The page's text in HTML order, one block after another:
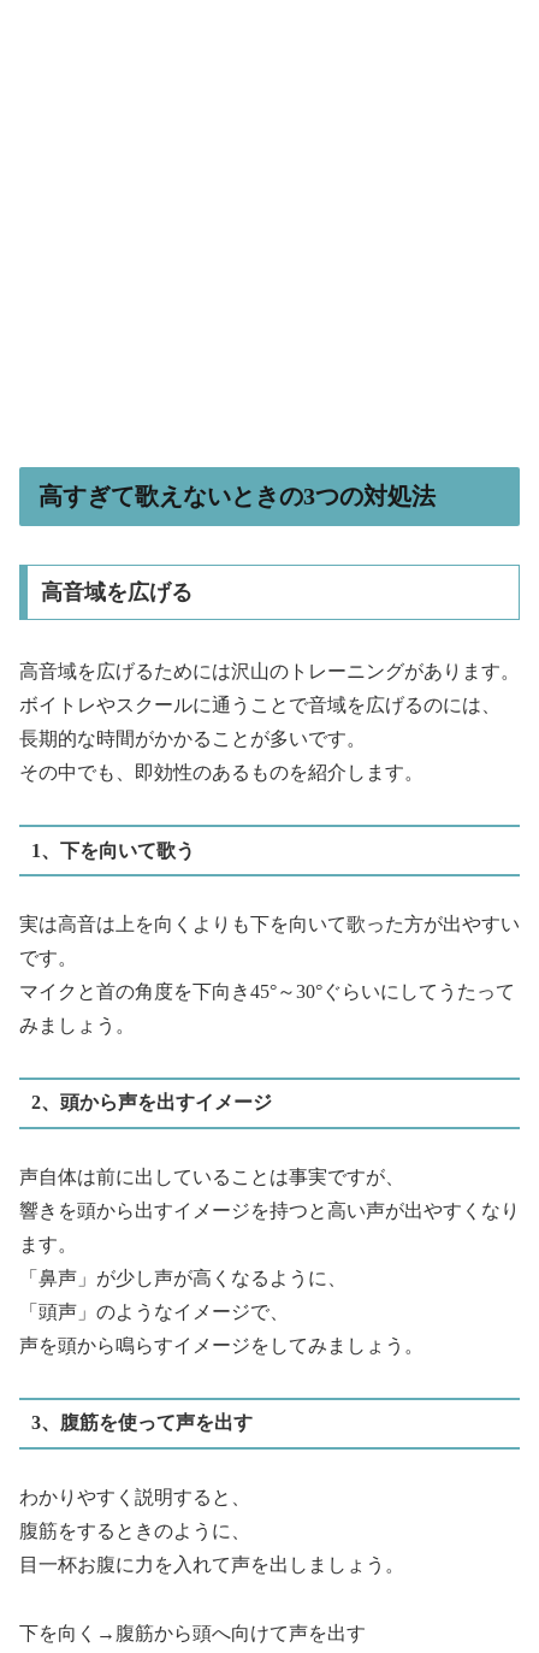
高すぎて歌えないときの3つの対処法
高音域を広げる
高音域を広げるためには沢山のトレーニングがあります。
ボイトレやスクールに通うことで音域を広げるのには、
長期的な時間がかかることが多いです。
その中でも、即効性のあるものを紹介します。
1、下を向いて歌う
実は高音は上を向くよりも下を向いて歌った方が出やすい
です。
マイクと首の角度を下向き45°～30°ぐらいにしてうたって
みましょう。
2、頭から声を出すイメージ
声自体は前に出していることは事実ですが、
響きを頭から出すイメージを持つと高い声が出やすくなり
ます。
「鼻声」が少し声が高くなるように、
「頭声」のようなイメージで、
声を頭から鳴らすイメージをしてみましょう。
3、腹筋を使って声を出す
わかりやすく説明すると、
腹筋をするときのように、
目一杯お腹に力を入れて声を出しましょう。
下を向く→腹筋から頭へ向けて声を出す